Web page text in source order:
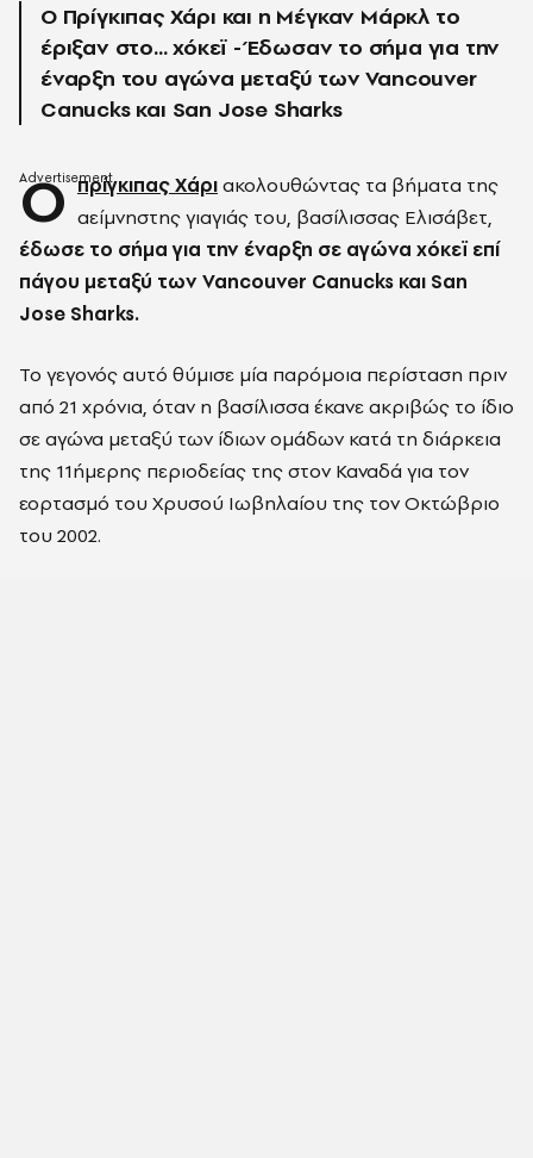
Ο Πρίγκιπας Χάρι και η Μέγκαν Μάρκλ το
έριξαν στο... χόκεϊ - Έδωσαν το σήμα για την
έναρξη του αγώνα μεταξύ των Vancouver
Canucks και San Jose Sharks
Ο πρίγκιπας Χάριακολουθώντας τα βήματα της
αείμνηστης γιαγιάς του, βασίλισσας Ελισάβετ,
έδωσε το σήμα για την έναρξη σε αγώνα χόκεϊ επί
πάγου μεταξύ των Vancouver Canucks και San
Jose Sharks.
Το γεγονός αυτό θύμισε μία παρόμοια περίσταση πριν
από 21 χρόνια, όταν η βασίλισσα έκανε ακριβώς το ίδιο
σε αγώνα μεταξύ των ίδιων ομάδων κατά τη διάρκεια
της 11ήμερης περιοδείας της στον Καναδά για τον
εορτασμό του Χρυσού Ιωβηλαίου της τον Οκτώβριο
του 2002.